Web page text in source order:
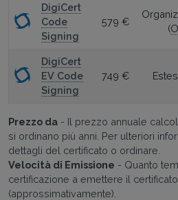
DigiCert
Code
Signing
579 €
(
DigiCert
EV Code
Signing
749 €
Prezzo da - Il prezzo annuale
si ordinano più anni. Per ulteriori
dettagli del certificato o ordinare.
Velocità di Emissione - Quanto
certificazione a emettere il certificato
(approssimativamente).